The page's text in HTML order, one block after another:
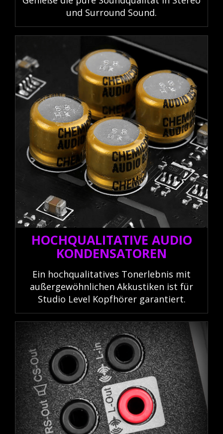
und Surround Sound.
HOCHQUALITATIVE AUDIO
KONDENSATOREN
Ein hochqualitatives Tonerlebnis mit
außergewöhnlichen Akkustiken ist für
Studio Level Kopfhörer garantiert.